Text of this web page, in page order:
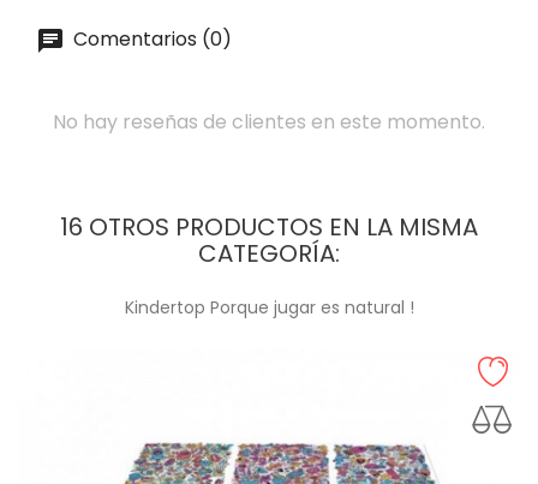
Comentarios (0)
No hay reseñas de clientes en este momento.
16 OTROS PRODUCTOS EN LA MISMA
CATEGORÍA:
Kindertop Porque jugar es natural !